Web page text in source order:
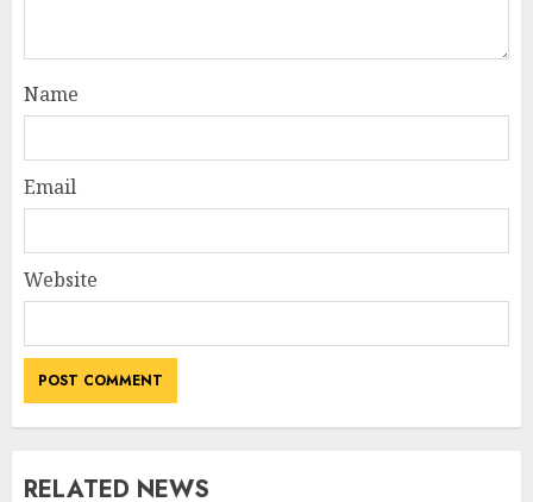
Name
Email
Website
RELATED NEWS